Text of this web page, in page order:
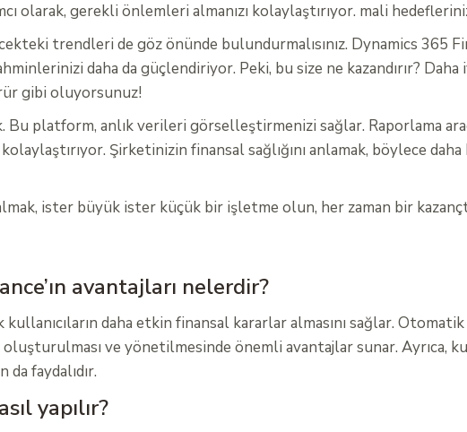
olarak, gerekli önlemleri almanızı kolaylaştırıyor. mali
trendleri de göz önünde bulundurmalısınız. Dynamics 365
daha da güçlendiriyor. Peki, bu size ne kazandırır?
gibi oluyorsunuz!
Bu platform, anlık verileri görselleştirmenizi sağlar. Raporlama
Şirketinizin finansal sağlığını anlamak, böylece daha
ister büyük ister küçük bir işletme olun, her zaman bir
avantajları nelerdir?
daha etkin finansal kararlar almasını sağlar.
ve yönetilmesinde önemli avantajlar sunar. Ayrıca,
da faydalıdır.
yapılır?